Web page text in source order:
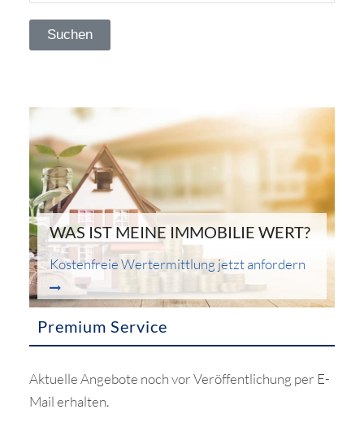
WAS IST MEINE IMMOBILIE WERT?
Kostenfreie Wertermittlung jetzt anfordern
Premium Service
Aktuelle Angebote noch vor Veröffentlichung per E-
Mail erhalten.